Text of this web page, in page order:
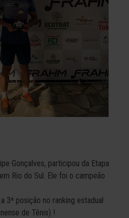
Gonçalves, participou da Etapa
Rio do Sul. Ele foi o campeão
3ª posição no ranking estadual
de Tênis) !